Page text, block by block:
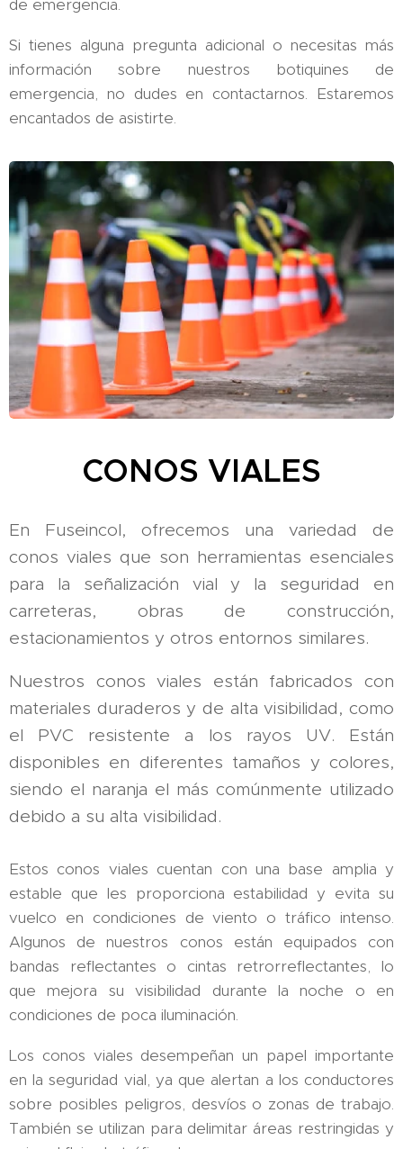
de emergencia.
Si tienes alguna pregunta adicional o necesitas más
información sobre nuestros botiquines de
emergencia, no dudes en contactarnos. Estaremos
encantados de asistirte.
CONOS VIALES
En Fuseincol, ofrecemos una variedad de
conos viales que son herramientas esenciales
para la señalización vial y la seguridad en
carreteras, obras de construcción,
estacionamientos y otros entornos similares.
Nuestros conos viales están fabricados con
materiales duraderos y de alta visibilidad, como
el PVC resistente a los rayos UV. Están
disponibles en diferentes tamaños y colores,
siendo el naranja el más comúnmente utilizado
debido a su alta visibilidad.
Estos conos viales cuentan con una base amplia y
estable que les proporciona estabilidad y evita su
vuelco en condiciones de viento o tráfico intenso.
Algunos de nuestros conos están equipados con
bandas reflectantes o cintas retrorreflectantes, lo
que mejora su visibilidad durante la noche o en
condiciones de poca iluminación.
Los conos viales desempeñan un papel importante
en la seguridad vial, ya que alertan a los conductores
sobre posibles peligros, desvíos o zonas de trabajo.
También se utilizan para delimitar áreas restringidas y